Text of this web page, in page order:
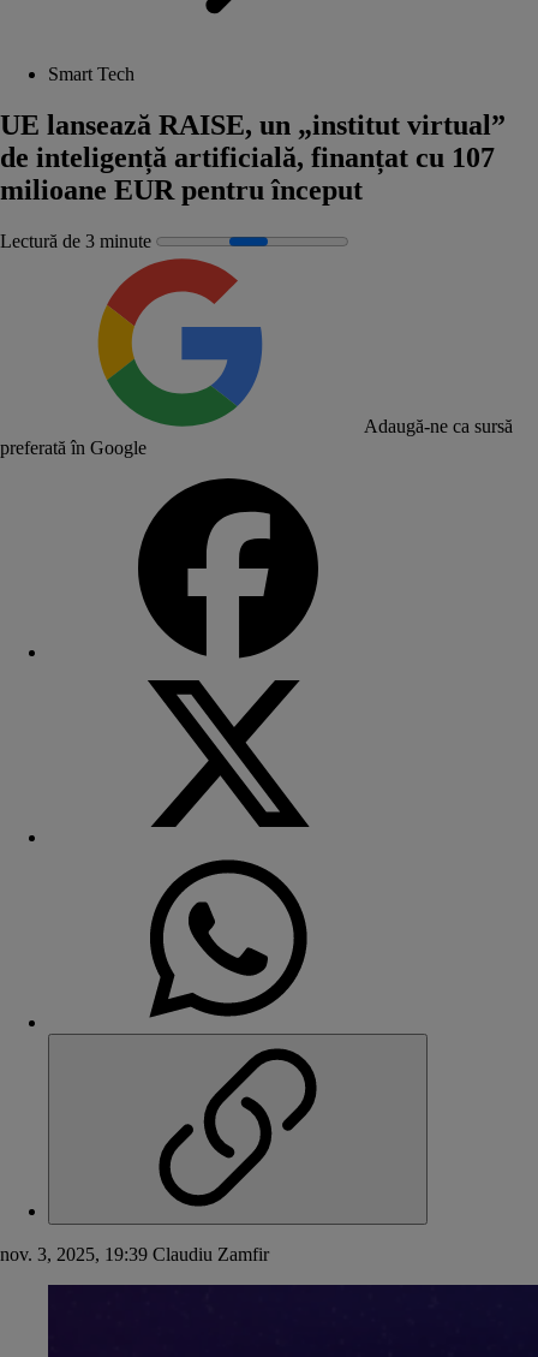
Smart Tech
UE lansează RAISE, un „institut virtual”
de inteligență artificială, finanțat cu 107
milioane EUR pentru început
Lectură de 3 minute
Adaugă-ne ca sursă
preferată în Google
nov. 3, 2025, 19:39 Claudiu Zamfir